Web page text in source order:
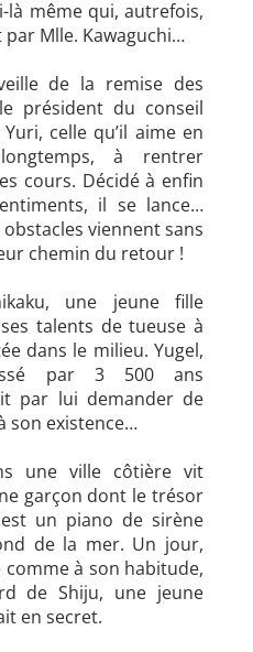
là même qui, autrefois,
Mlle. Kawaguchi…
de la remise des
président du conseil
celle qu’il aime en
à rentrer
cours. Décidé à enfin
il se lance…
viennent sans
chemin du retour !
une jeune fille
talents de tueuse à
dans le milieu. Yugel,
par 3 500 ans
par lui demander de
son existence…
une ville côtière vit
garçon dont le trésor
un piano de sirène
de la mer. Un jour,
comme à son habitude,
de Shiju, une jeune
en secret.